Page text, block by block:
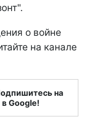
о войне
на канале
на
Google!